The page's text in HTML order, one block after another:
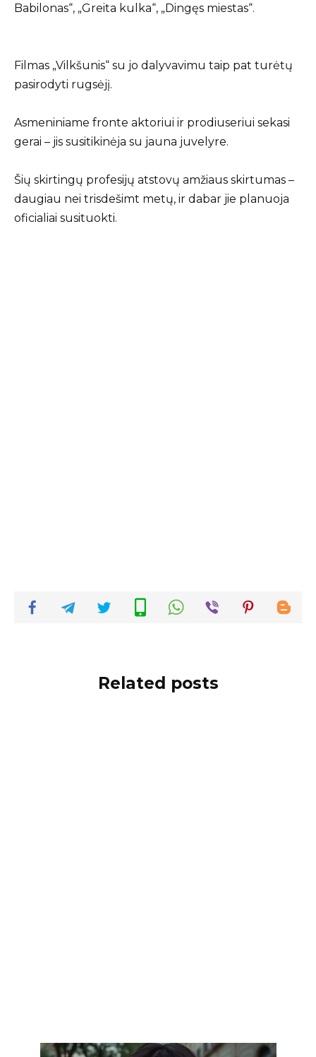
Babilonas“, „Greita kulka“, „Dingęs miestas“.
Filmas „Vilkšunis“ su jo dalyvavimu taip pat turėtų
pasirodyti rugsėjį.
Asmeniniame fronte aktoriui ir prodiuseriui sekasi
gerai – jis susitikinėja su jauna juvelyre.
Šių skirtingų profesijų atstovų amžiaus skirtumas –
daugiau nei trisdešimt metų, ir dabar jie planuoja
oficialiai susituokti.
Related posts